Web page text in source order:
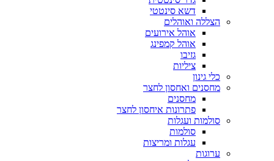
דשא סינטטי
הצללה ואוהלים
אוהל אירועים
אוהל קמפינג
גזיבו
ציליות
כלי גינון
מחסנים ואחסון לחצר
מחסנים
פתרונות איחסון לחצר
סולמות ועגלות
סולמות
עגלות ומריצות
ערוגות